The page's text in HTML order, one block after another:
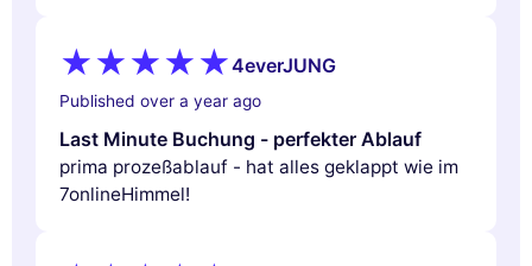
4everJUNG
Published over a year ago
Last Minute Buchung - perfekter Ablauf
prima prozeßablauf - hat alles geklappt wie im
7onlineHimmel!